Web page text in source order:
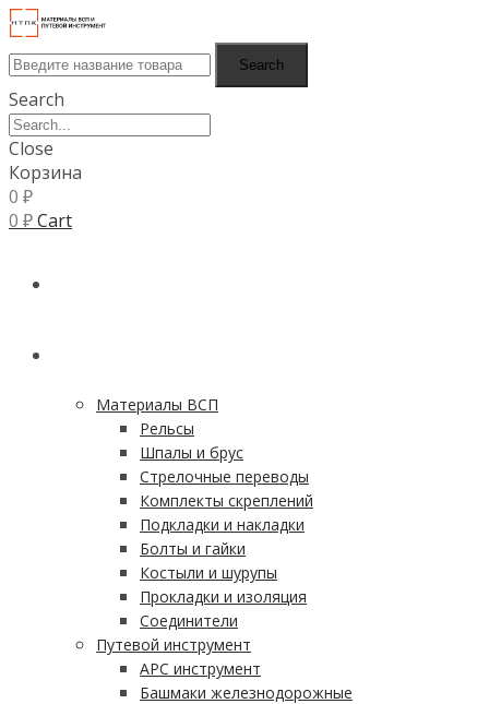
Search
Search
Close
Корзина
0 ₽
0 ₽Cart
Материалы ВСП
Рельсы
Шпалы и брус
Стрелочные переводы
Комплекты скреплений
Подкладки и накладки
Болты и гайки
Костыли и шурупы
Прокладки и изоляция
Соединители
Путевой инструмент
АРС инструмент
Башмаки железнодорожные